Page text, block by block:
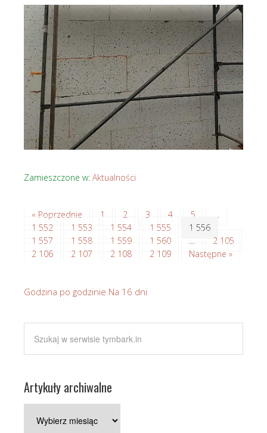
Zamieszczone w: Aktualności
« Poprzednie 1 2 3 4 5
…
1 552
1 553 1 554 1 555
1 556
1 557
1 558 1 559 1 560 …
2 105
2 106
2 107 2 108 2 109 Następne »
Godzina po godzinie Na 16 dni
Artykuły archiwalne
archiwalne